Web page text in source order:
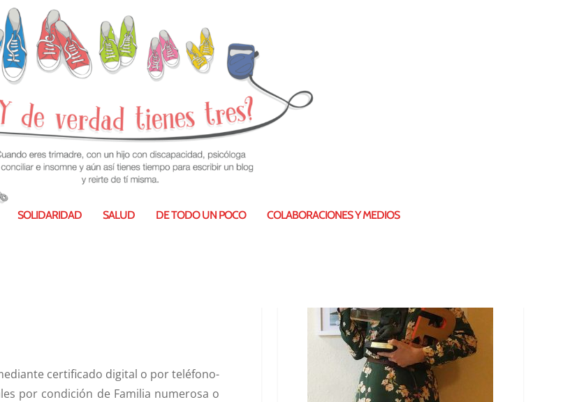
SOLIDARIDAD SALUD DE TODO UN POCO COLABORACIONES Y MEDIOS
certificado digital o por teléfono-
por condición de Familia numerosa o